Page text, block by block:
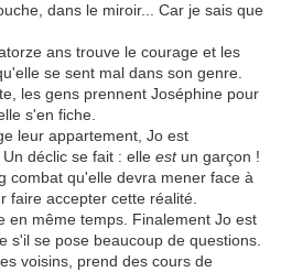
dans le miroir... Car je sais que
ans trouve le courage et les
se sent mal dans son genre.
les gens prennent Joséphine pour
s'en fiche.
leur appartement, Jo est
déclic se fait : elle estun garçon !
combat qu'elle devra mener face à
faire accepter cette réalité.
en même temps. Finalement Jo est
s'il se pose beaucoup de questions.
voisins, prend des cours de